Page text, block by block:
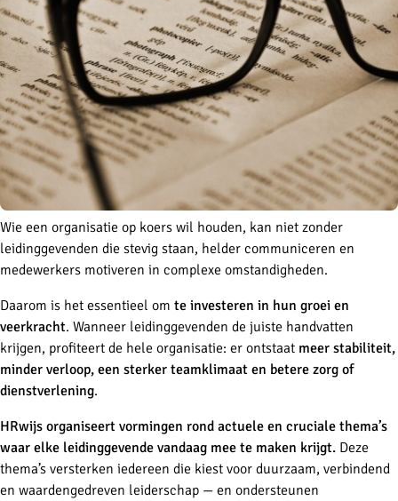
Wie een organisatie op koers wil houden, kan niet zonder
leidinggevenden die stevig staan, helder communiceren en
medewerkers motiveren in complexe omstandigheden.
Daarom is het essentieel om te investeren in hun groei en
veerkracht. Wanneer leidinggevenden de juiste handvatten
krijgen, profiteert de hele organisatie: er ontstaat meer stabiliteit,
minder verloop, een sterker teamklimaat en betere zorg of
dienstverlening.
HRwijs organiseert vormingen rond actuele en cruciale thema’s
waar elke leidinggevende vandaag mee te maken krijgt. Deze
thema’s versterken iedereen die kiest voor duurzaam, verbindend
en waardengedreven leiderschap — en ondersteunen